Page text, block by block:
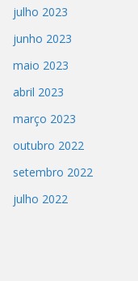
julho 2023
junho 2023
maio 2023
abril 2023
março 2023
outubro 2022
setembro 2022
julho 2022